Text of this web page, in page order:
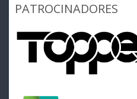
PATROCINADORES